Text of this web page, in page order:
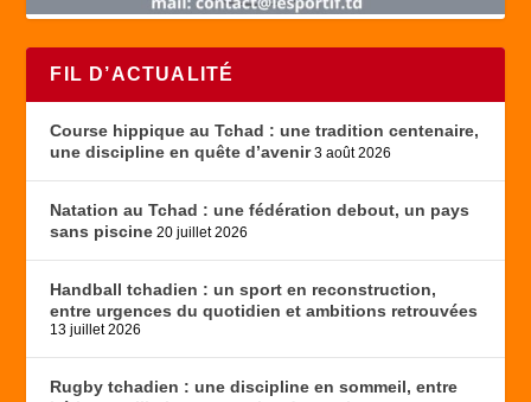
FIL D’ACTUALITÉ
Course hippique au Tchad : une tradition centenaire,
une discipline en quête d’avenir 3 août 2026
Natation au Tchad : une fédération debout, un pays
sans piscine 20 juillet 2026
Handball tchadien : un sport en reconstruction,
entre urgences du quotidien et ambitions retrouvées
13 juillet 2026
Rugby tchadien : une discipline en sommeil, entre